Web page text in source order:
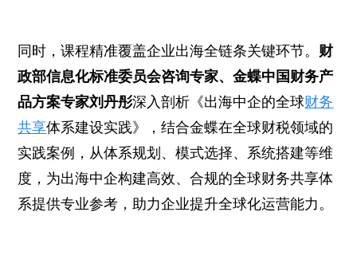
同时，课程精准覆盖企业出海全链条关键环节。 财
政部信息化标准委员会咨询专家、金蝶中国财务产
品方案专家刘丹彤深入剖析《出海中企的全球财务
共享体系建设实践》，结合金蝶在全球财税领域的
实践案例，从体系规划、模式选择、系统搭建等维
度，为出海中企构建高效、合规的全球财务共享体
系提供专业参考，助力企业提升全球化运营能力。